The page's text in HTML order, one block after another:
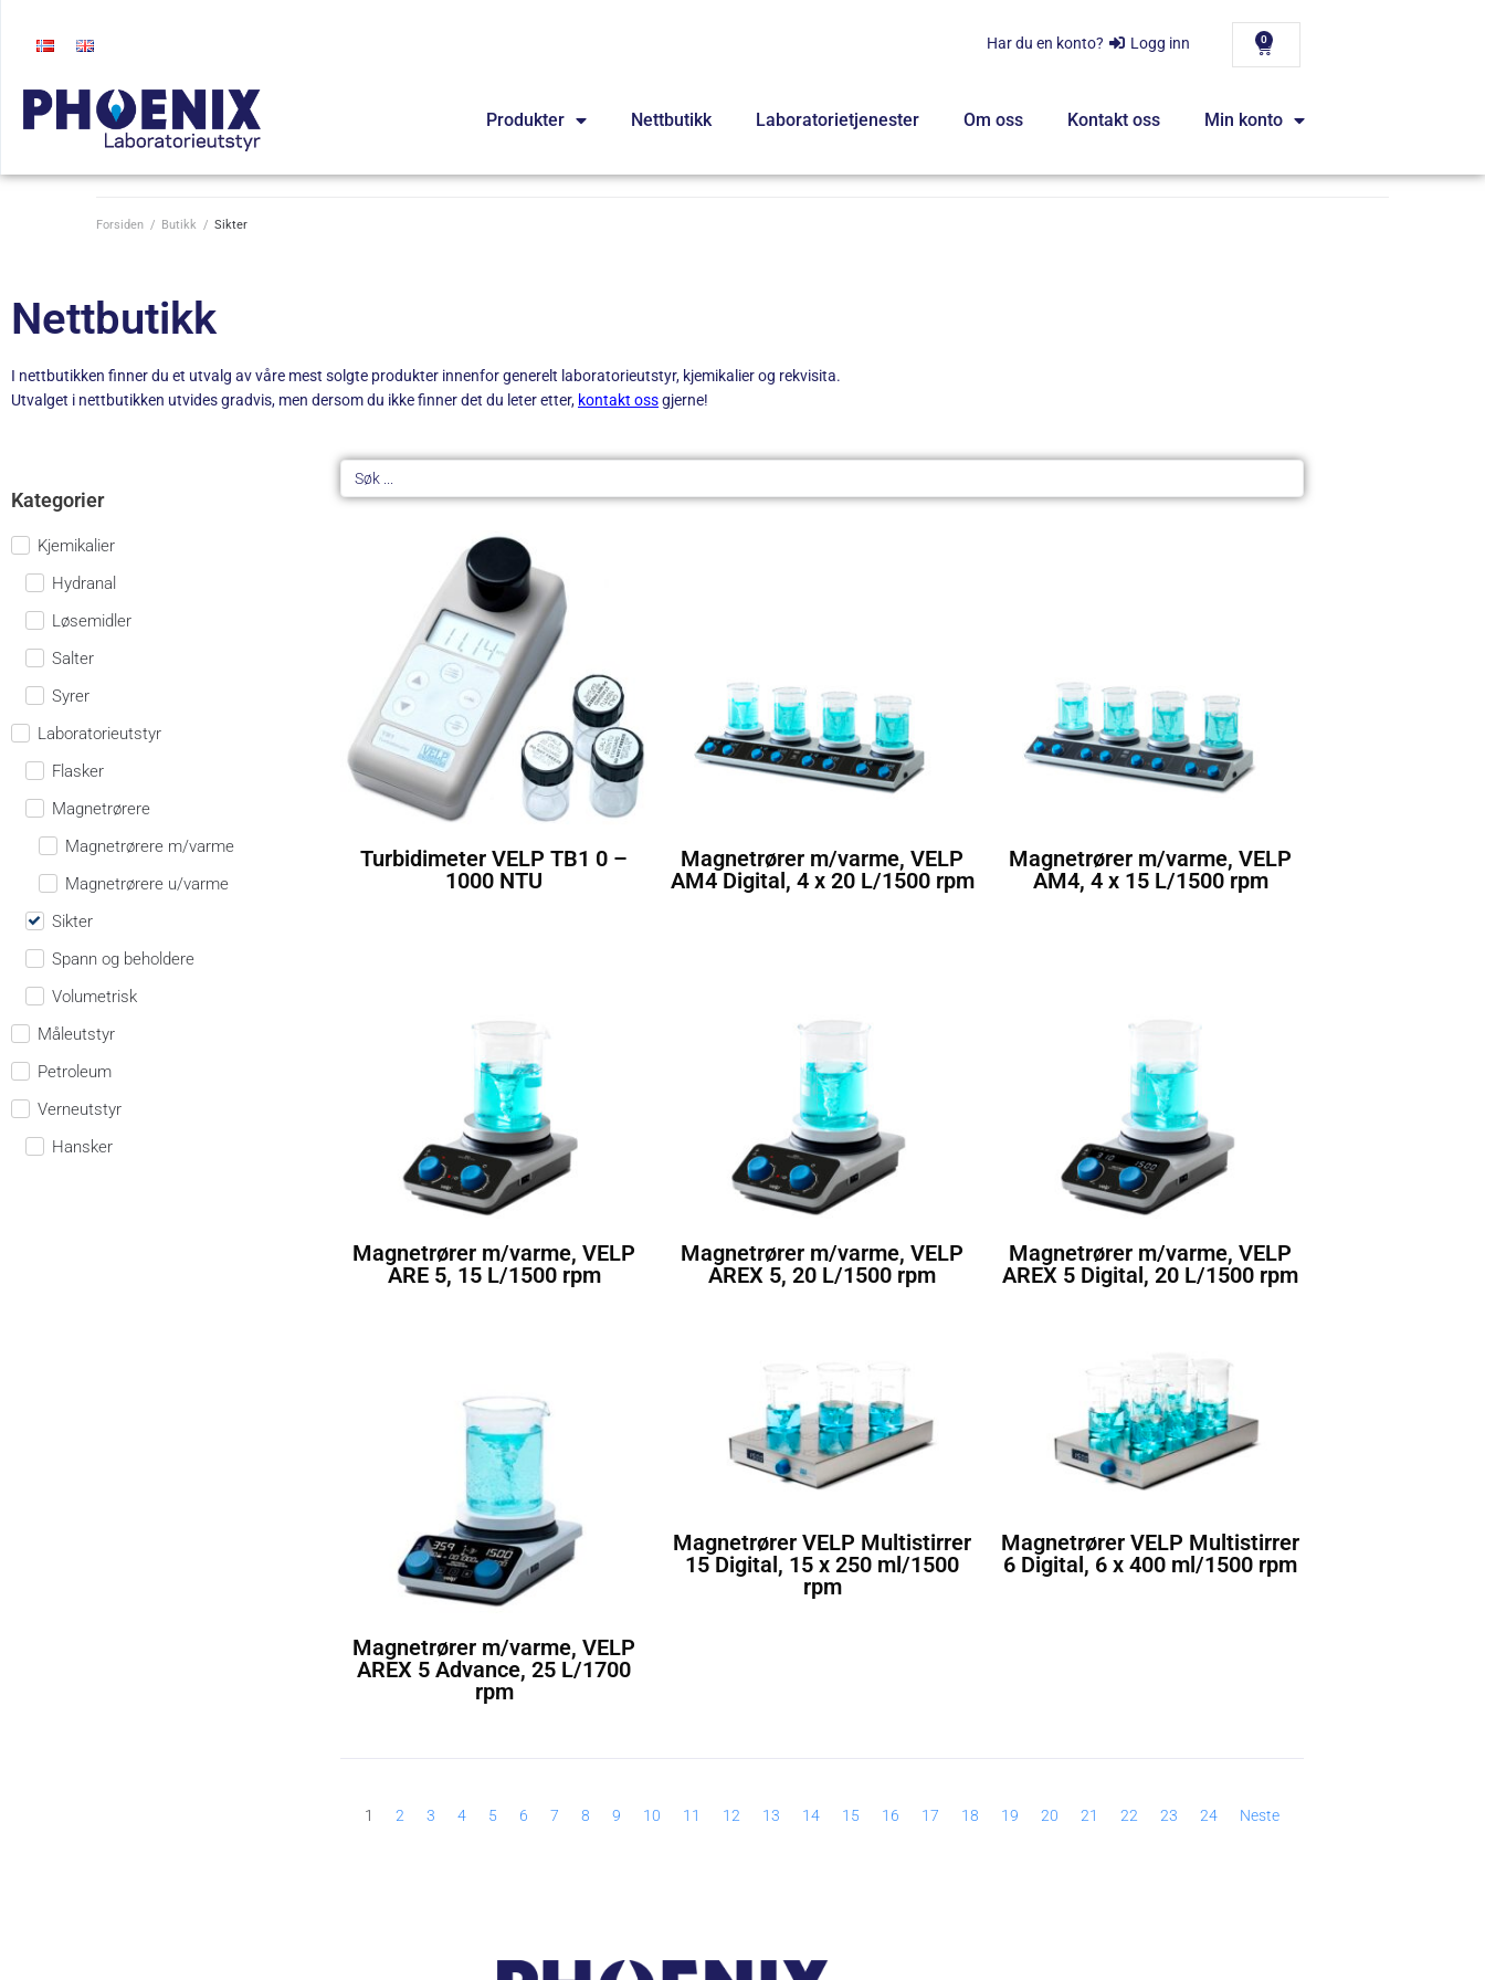
Har du en konto? Logg inn 0
Produkter Nettbutikk Laboratorietjenester Om oss Kontakt oss Min konto
Forsiden / Butikk / Sikter
Nettbutikk
I nettbutikken finner du et utvalg av våre mest solgte produkter innenfor generelt laboratorieutstyr, kjemikalier og rekvisita.
Utvalget i nettbutikken utvides gradvis, men dersom du ikke finner det du leter etter, kontakt ossgjerne!
Kategorier
Kjemikalier
Hydranal
Løsemidler
Salter
Syrer
Laboratorieutstyr
Flasker
Magnetrørere
Magnetrørere m/varme
Magnetrørere u/varme
Sikter
Spann og beholdere
Volumetrisk
Måleutstyr
Petroleum
Verneutstyr
Hansker
Turbidimeter VELP TB1 0 –
1000 NTU
Magnetrører m/varme, VELP
AM4 Digital, 4 x 20 L/1500 rpm
Magnetrører m/varme, VELP
AM4, 4 x 15 L/1500 rpm
Magnetrører m/varme, VELP
ARE 5, 15 L/1500 rpm
Magnetrører m/varme, VELP
AREX 5, 20 L/1500 rpm
Magnetrører m/varme, VELP
AREX 5 Digital, 20 L/1500 rpm
Magnetrører m/varme, VELP
AREX 5 Advance, 25 L/1700
rpm
Magnetrører VELP Multistirrer
15 Digital, 15 x 250 ml/1500
rpm
Magnetrører VELP Multistirrer
6 Digital, 6 x 400 ml/1500 rpm
1 2 3 4 5 6 7 8 9 10 11 12 13 14 15 16 17 18 19 20 21 22 23 24 Neste